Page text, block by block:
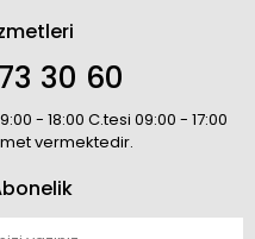
30 60
- 18:00 C.tesi 09:00 - 17:00
vermektedir.